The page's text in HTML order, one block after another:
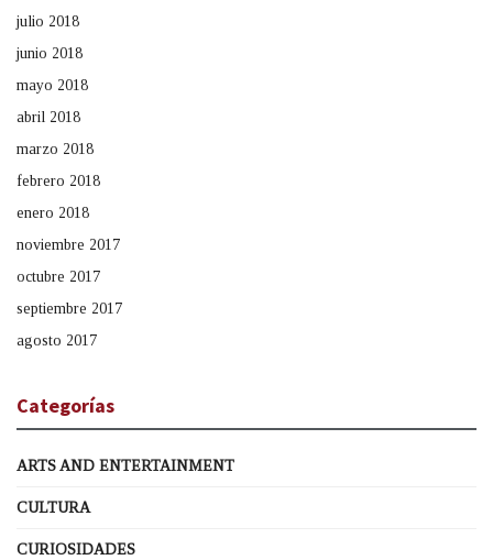
julio 2018
junio 2018
mayo 2018
abril 2018
marzo 2018
febrero 2018
enero 2018
noviembre 2017
octubre 2017
septiembre 2017
agosto 2017
Categorías
ARTS AND ENTERTAINMENT
CULTURA
CURIOSIDADES